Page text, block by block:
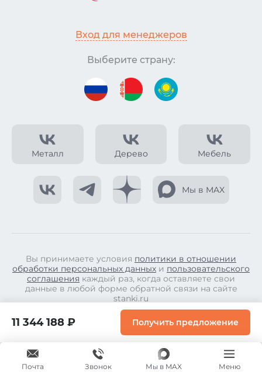
11 344 188 ₽ Получить предложение
Металл Дерево Мебель
Мы в MAX
Вход для менеджеров
Выберите страну:
Вы принимаете условия политики в отношении
обработки персональных данных и пользовательского
соглашения каждый раз, когда оставляете свои
данные в любой форме обратной связи на сайте
stanki.ru
© Copyright 2026.
Все права защищены.
Почта Мы в MAX Меню